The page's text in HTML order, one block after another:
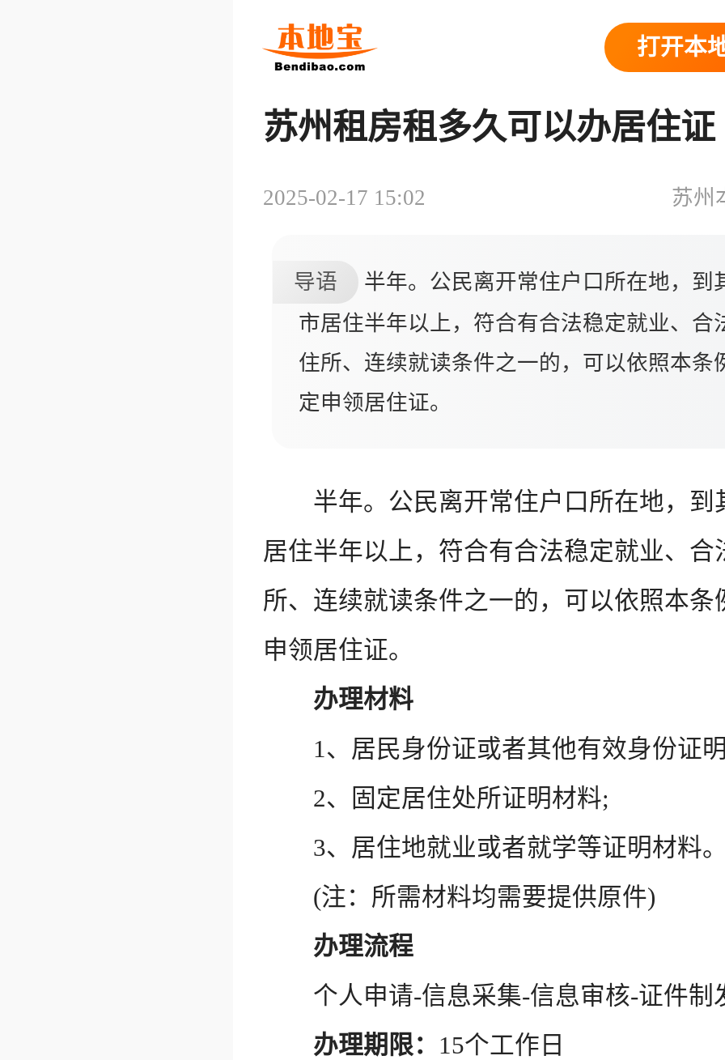
打开本
苏州租房租多久可以办居住证
2025-02-17 15:02 苏州
导语
半年。公民离开常住户口所在地，到
市居住半年以上，符合有合法稳定就业、合
住所、连续就读条件之一的，可以依照本条
定申领居住证。
半年。公民离开常住户口所在地，到
居住半年以上，符合有合法稳定就业、合
所、连续就读条件之一的，可以依照本条
申领居住证。
办理材料
1、居民身份证或者其他有效身份证
2、固定居住处所证明材料;
3、居住地就业或者就学等证明材料。
(注：所需材料均需要提供原件)
办理流程
个人申请-信息采集-信息审核-证件制
办理期限： 15个工作日